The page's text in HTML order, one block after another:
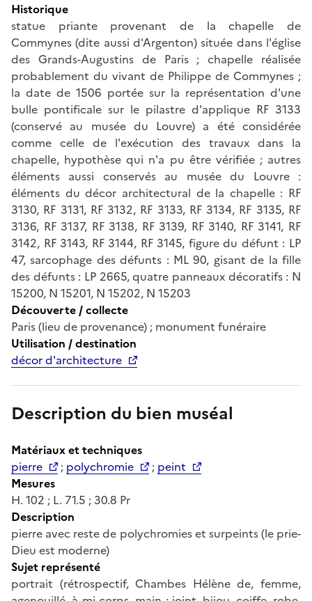
Historique
statue priante provenant de la chapelle de
Commynes (dite aussi d'Argenton) située dans l'église
des Grands-Augustins de Paris ; chapelle réalisée
probablement du vivant de Philippe de Commynes ;
la date de 1506 portée sur la représentation d'une
bulle pontificale sur le pilastre d'applique RF 3133
(conservé au musée du Louvre) a été considérée
comme celle de l'exécution des travaux dans la
chapelle, hypothèse qui n'a pu être vérifiée ; autres
éléments aussi conservés au musée du Louvre :
éléments du décor architectural de la chapelle : RF
3130, RF 3131, RF 3132, RF 3133, RF 3134, RF 3135, RF
3136, RF 3137, RF 3138, RF 3139, RF 3140, RF 3141, RF
3142, RF 3143, RF 3144, RF 3145, figure du défunt : LP
47, sarcophage des défunts : ML 90, gisant de la fille
des défunts : LP 2665, quatre panneaux décoratifs : N
15200, N 15201, N 15202, N 15203
Découverte / collecte
Paris (lieu de provenance) ; monument funéraire
Utilisation / destination
décor d'architecture
Description du bien muséal
Matériaux et techniques
pierre
; polychromie ; peint
Mesures
H. 102 ; L. 71.5 ; 30.8 Pr
Description
pierre avec reste de polychromies et surpeints (le prie-
Dieu est moderne)
Sujet représenté
portrait (rétrospectif, Chambes Hélène de, femme,